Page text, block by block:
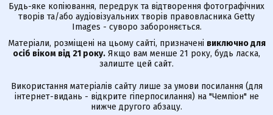
Будь-яке копіювання, передрук та відтворення фотографічних
творів та/або аудіовізуальних творів правовласника Getty
Images - суворо забороняється.
Матеріали, розміщені на цьому сайті, призначені виключно для
осіб віком від 21 року. Якщо вам менше 21 року, будь ласка,
залиште цей сайт.
Використання матеріалів сайту лише за умови посилання (для
інтернет-видань - відкрите гіперпосилання) на "Чемпіон" не
нижче другого абзацу.